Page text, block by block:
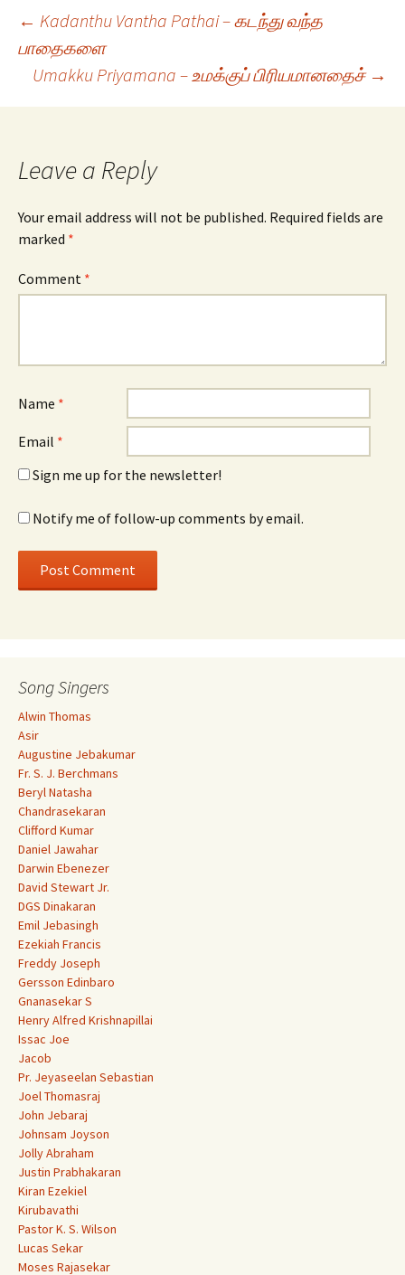
Post
navigation
← Kadanthu Vantha Pathai – கடந்து வந்த
பாதைகளை
Umakku Priyamana – உமக்குப் பிரியமானதைச் →
Leave a Reply
Your email address will not be published. Required fields are
marked *
Comment *
Name *
Email *
Sign me up for the newsletter!
Notify me of follow-up comments by email.
Song Singers
Alwin Thomas
Asir
Augustine Jebakumar
Fr. S. J. Berchmans
Beryl Natasha
Chandrasekaran
Clifford Kumar
Daniel Jawahar
Darwin Ebenezer
David Stewart Jr.
DGS Dinakaran
Emil Jebasingh
Ezekiah Francis
Freddy Joseph
Gersson Edinbaro
Gnanasekar S
Henry Alfred Krishnapillai
Issac Joe
Jacob
Pr. Jeyaseelan Sebastian
Joel Thomasraj
John Jebaraj
Johnsam Joyson
Jolly Abraham
Justin Prabhakaran
Kiran Ezekiel
Kirubavathi
Pastor K. S. Wilson
Lucas Sekar
Moses Rajasekar